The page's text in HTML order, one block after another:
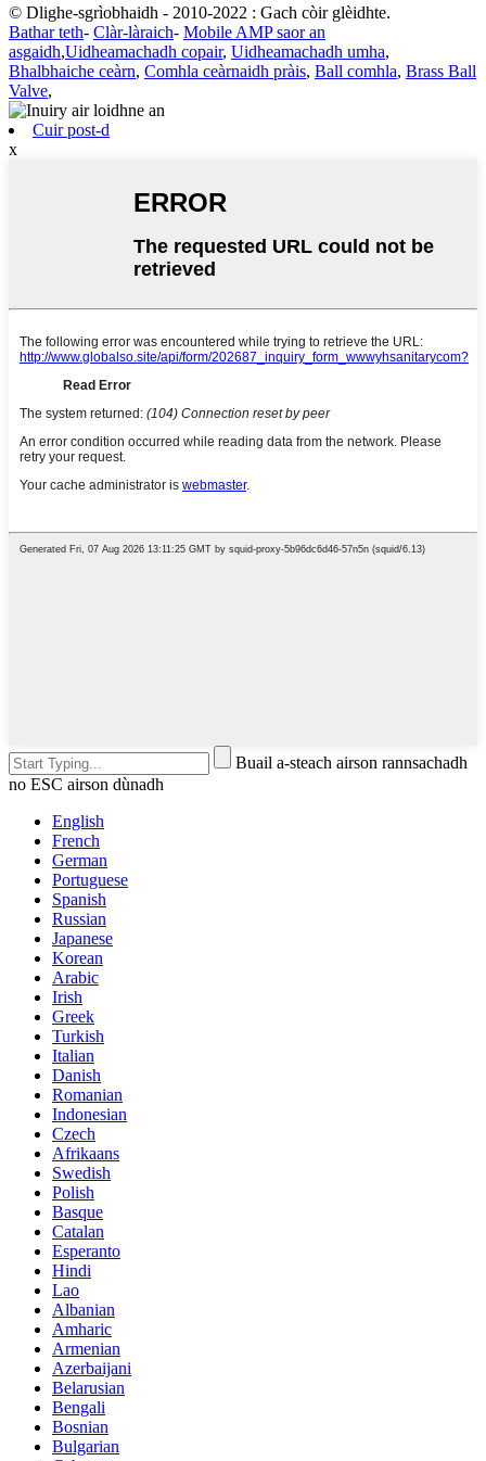
© Dlighe-sgrìobhaidh - 2010-2022 : Gach còir glèidhte.
Bathar teth- Clàr-làraich- Mobile AMP saor an
asgaidh,Uidheamachadh copair, Uidheamachadh umha,
Bhalbhaiche ceàrn, Comhla ceàrnaidh pràis, Ball comhla, Brass Ball
Valve,
Cuir post-d
x
Buail a-steach airson rannsachadh
no ESC airson dùnadh
English
French
German
Portuguese
Spanish
Russian
Japanese
Korean
Arabic
Irish
Greek
Turkish
Italian
Danish
Romanian
Indonesian
Czech
Afrikaans
Swedish
Polish
Basque
Catalan
Esperanto
Hindi
Lao
Albanian
Amharic
Armenian
Azerbaijani
Belarusian
Bengali
Bosnian
Bulgarian